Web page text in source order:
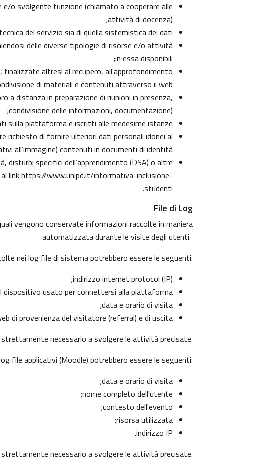
o svolgente funzione (chiamato a cooperare alle
attività di docenza);
del servizio sia di quella sistemistica dei dati;
delle diverse tipologie di risorse e/o attività
in essa disponibili;
altresì al recupero, all'approfondimento
di materiali e contenuti attraverso il web;
a distanza in preparazione di riunioni in presenza,
condivisione delle informazioni, documentazione);
sulla piattaforma e iscritti alle medesime istanze;
richiesto di fornire ulteriori dati personali idonei al
all’immagine) contenuti in documenti di identità;
disturbi specifici dell’apprendimento (DSA) o altre
linkhttps://www.unipd.it/informativa-inclusione-
studenti
.
File di Log
vengono conservate informazioni raccolte in maniera
automatizzata durante le visite degli utenti.
nei log file di sistema potrebbero essere le seguenti:
indirizzo internet protocol (IP);
dispositivo usato per connettersi alla piattaforma;
data e orario di visita;
di provenienza del visitatore (referral) e di uscita.
necessario a svolgere le attività precisate.
file applicativi (Moodle) potrebbero essere le seguenti:
data e orario di visita;
nome completo dell'utente;
contesto dell'evento;
risorsa utilizzata;
indirizzo IP.
necessario a svolgere le attività precisate.